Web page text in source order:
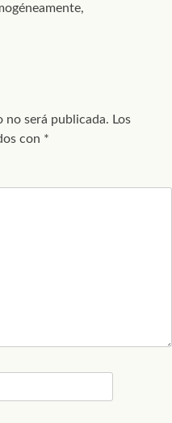
no será publicada. Los
con *